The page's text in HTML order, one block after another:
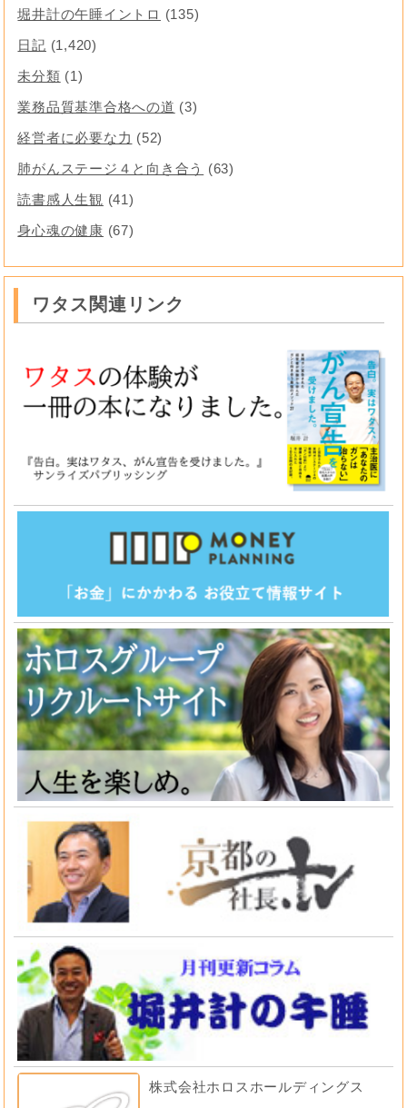
堀井計の午睡イントロ (135)
日記 (1,420)
未分類 (1)
業務品質基準合格への道 (3)
経営者に必要な力 (52)
肺がんステージ４と向き合う
(63)
読書感人生観 (41)
身心魂の健康 (67)
ワタス関連リンク
株式会社ホロスホールディングス